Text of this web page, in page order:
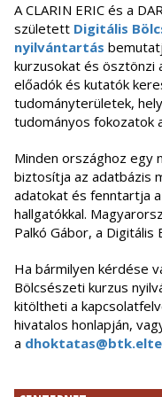
A CLARIN ERIC és a
született Digitális
nyilvántartás
kurzusokat és ösztönzi
előadók és kutatók
tudományterületek,
tudományos fokozatok
Minden országhoz egy
biztosítja az adatbázis
adatokat és fenntartja
hallgatókkal.
Palkó Gábor, a
Ha bármilyen kérdése
Bölcsészeti kurzus
kitöltheti a
hivatalos honlapján,
a